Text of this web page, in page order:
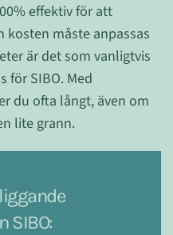
effektiv för att
kosten måste anpassas
är det som vanligtvis
för SIBO. Med
du ofta långt, även om
lite grann.
SIBO: